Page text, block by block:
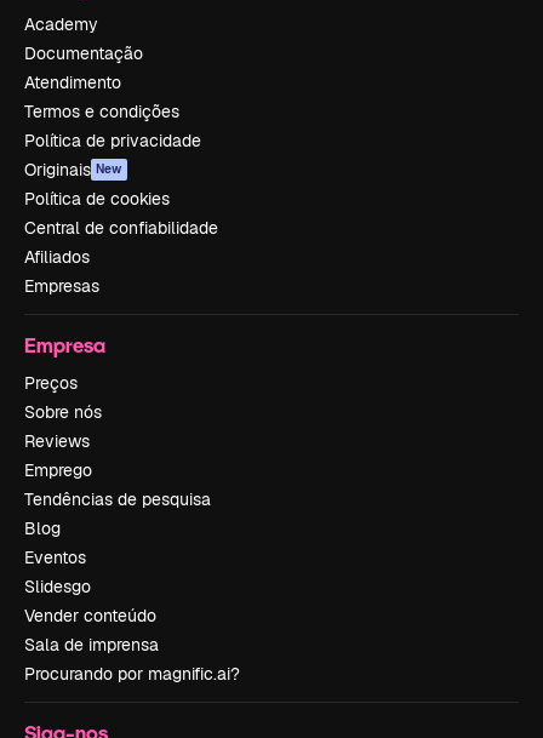
Academy
Documentação
Atendimento
Termos e condições
Política de privacidade
Originais New
Política de cookies
Central de confiabilidade
Afiliados
Empresas
Empresa
Preços
Sobre nós
Reviews
Emprego
Tendências de pesquisa
Blog
Eventos
Slidesgo
Vender conteúdo
Sala de imprensa
Procurando por magnific.ai?
Siga-nos